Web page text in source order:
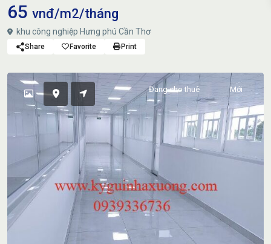
65 vnđ/m2/tháng
khu công nghiệp Hưng phú Cần Thơ
Share Favorite Print
Đang cho thuê Mới